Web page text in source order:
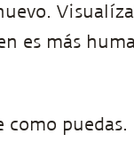
es más
puedas.